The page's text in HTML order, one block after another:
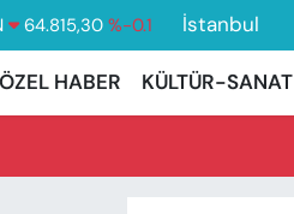
64.815,30 %-0.1
47,7436 %0.18
55,2510 %0.32
İstanbul
ÖZEL HABER KÜLTÜR-SANAT